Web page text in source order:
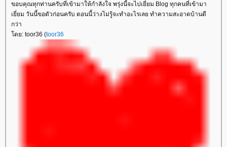
ขอบคุณทุกท่านครับที่เข้ามาให้กำลังใจ พรุ่งนี้จะไปเยี่ยม Blog ทุกคนที่เข้ามา
เยี่ยม วันนี้ขอตัวก่อนครับ ตอนนี้ว่างไม่รู้จะทำอะไรเลย ทำความสะอาดบ้านดี
กว่า
ดย: toor36 (toor36